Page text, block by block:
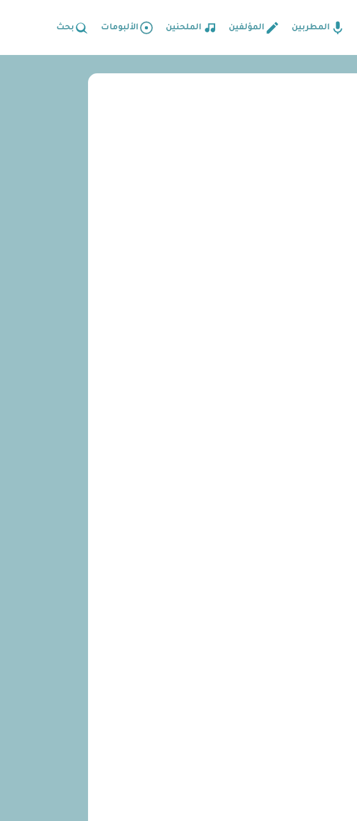
المطربين المؤلفين الملحنين الألبومات بحث